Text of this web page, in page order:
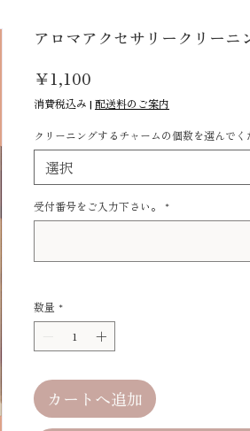
アロマアクセサリークリーニ
￥1,100
格
消費税込み | 配送料のご案内
クリーニングするチャームの個数を選んでく
選択
受付番号をご入力下さい。 *
数量 *
カートへ追加